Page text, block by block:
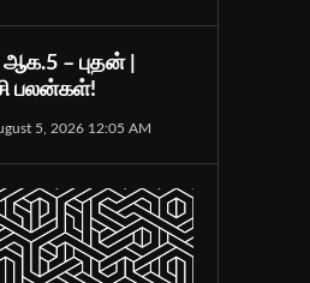
– புதன் |
பலன்கள்!
5, 2026 12:05 AM